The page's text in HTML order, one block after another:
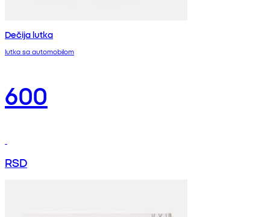
Dečija lutka
lutka sa automobilom
600
RSD